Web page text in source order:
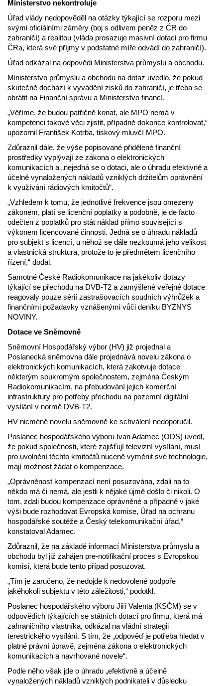
Ministerstvo nekontroluje
Úřad vlády nedopověděl na otázky týkající se rozporu mezi
svými oficiálními záměry (boj s odlivem peněz z ČR do
zahraničí) a realitou (vláda prosazuje masivní dotaci pro firmu
ČRa, která své příjmy v podstatné míře odvádí do zahraničí).
Úřad odkázal na odpovědi Ministerstva průmyslu a obchodu.
Ministerstvo průmyslu a obchodu na dotaz uvedlo, že pokud
skutečně dochází k vyvádění zisků do zahraničí, je třeba se
obrátit na Finanční správu a Ministerstvo financí.
„Věříme, že budou patřičně konat, ale MPO nemá v
kompetenci takové věci zjistit, případně dokonce kontrolovat,“
upozornil František Kotrba, tiskový mluvčí MPO.
Zdůraznil dále, že výše popisované přidělené finanční
prostředky vyplývají ze zákona o elektronických
komunikacích a „nejedná se o dotaci, ale o úhradu efektivně a
účelně vynaložených nákladů vzniklých držitelům oprávnění
k využívání rádiových kmitočtů“.
„Vzhledem k tomu, že jednotlivé frekvence jsou omezeny
zákonem, platí se licenční poplatky a podobně, je de facto
odečten z poplatků pro stát náklad přímo související s
výkonem licencované činnosti. Jedná se o úhradu nákladů
pro subjekt s licencí, u něhož se dále nezkoumá jeho velikost
a vlastnická struktura, protože to je předmětem licenčního
řízení,“ dodal.
Samotné České Radiokomunikace na jakékoliv dotazy
týkající se přechodu na DVB-T2 a zamýšlené veřejné dotace
reagovaly pouze sérií zastrašovacích soudních výhrůžek a
finančními požadavky vznášenými vůči deníku BYZNYS
NOVINY.
Dotace ve Sněmovně
Sněmovní Hospodářský výbor (HV) již projednal a
Poslanecká sněmovna dále projednává novelu zákona o
elektronických komunikacích, která zakotvuje dotace
některým soukromým společnostem, zejména Českým
Radiokomunikacím, na přebudování jejich komerční
infrastruktury pro potřeby přechodu na pozemní digitální
vysílání v normě DVB-T2.
HV nicméně novelu sněmovně ke schválení nedoporučil.
Poslanec hospodářského výboru Ivan Adamec (ODS) uvedl,
že pokud společnosti, které zajišťují televizní vysílání, musí
pro uvolnění těchto kmitočtů nuceně vyměnit své technologie,
mají možnost žádat o kompenzace.
„Oprávněnost kompenzací není posuzována, zdali na to
někdo má či nemá, ale jestli k nějaké újmě došlo či nikoli. O
tom, zdali budou kompenzace oprávněné a případně v jaké
výši bude rozhodovat Evropská komise, Úřad na ochranu
hospodářské soutěže a Český telekomunikační úřad,“
konstatoval Adamec.
Zdůraznil, že na základě informací Ministerstva průmyslu a
obchodu byl již zahájen pre-notifikační proces s Evropskou
komisí, která bude tento případ posuzovat.
„Tím je zaručeno, že nedojde k nedovolené podpoře
jakéhokoli subjektu v této záležitosti,“ podotkl.
Poslanec hospodářského výboru Jiří Valenta (KSČM) se v
odpovědích týkajících se státních dotací pro firmu, která má
zahraničního vlastníka, odkázal na vládní strategii
terestrického vysílání. S tím, že „odpověď je potřeba hledat v
platné právní úpravě, zejména zákona o elektronických
komunikacích a navrhované novele“.
Podle něho však jde o úhradu „efektivně a účelně
vynaložených nákladů vzniklých podnikateli v důsledku